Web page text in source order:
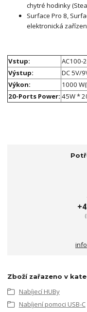
chytré hodinky
Surface Pro 8,
elektronická
Vstup:
AC100-
Výstup:
DC 5V/
Výkon:
1000
20-Ports Power: 45W *
Zboží zařazeno v
Nabíjecí HUBy
Nabíjení pomoci USB-C